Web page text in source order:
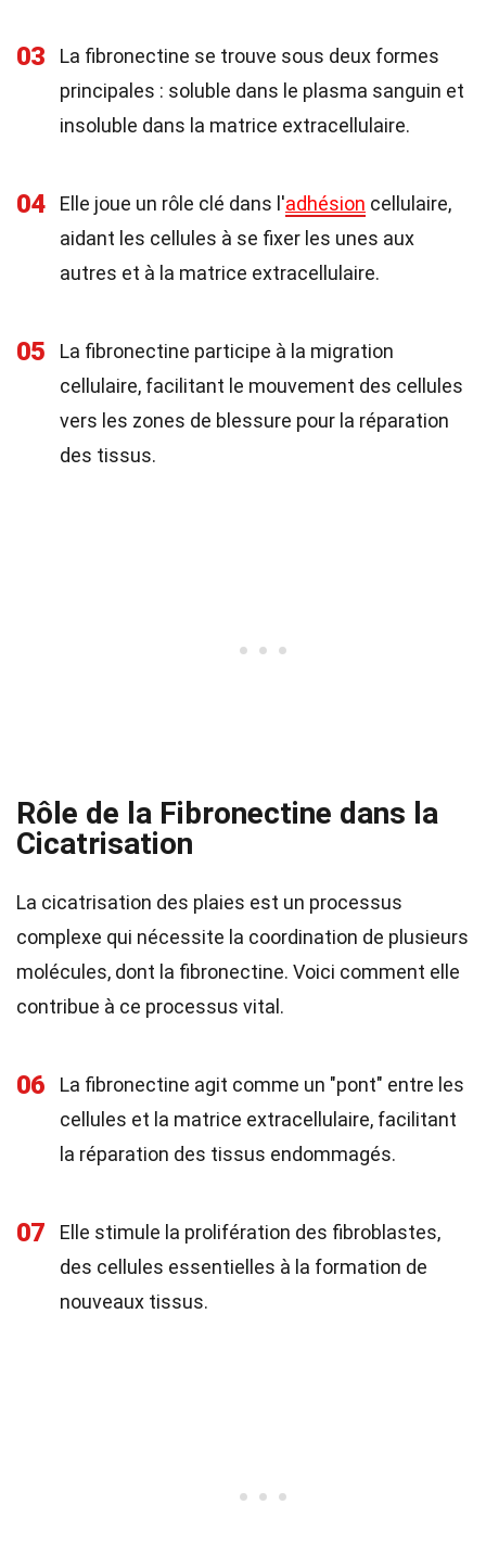
03
La fibronectine se trouve sous deux formes
principales : soluble dans le plasma sanguin et
insoluble dans la matrice extracellulaire.
04 Elle joue un rôle clé dans l'adhésion cellulaire,
aidant les cellules à se fixer les unes aux
autres et à la matrice extracellulaire.
05
La fibronectine participe à la migration
cellulaire, facilitant le mouvement des cellules
vers les zones de blessure pour la réparation
des tissus.
Rôle de la Fibronectine dans la
Cicatrisation
La cicatrisation des plaies est un processus
complexe qui nécessite la coordination de plusieurs
molécules, dont la fibronectine. Voici comment elle
contribue à ce processus vital.
06
La fibronectine agit comme un "pont" entre les
cellules et la matrice extracellulaire, facilitant
la réparation des tissus endommagés.
07
Elle stimule la prolifération des fibroblastes,
des cellules essentielles à la formation de
nouveaux tissus.